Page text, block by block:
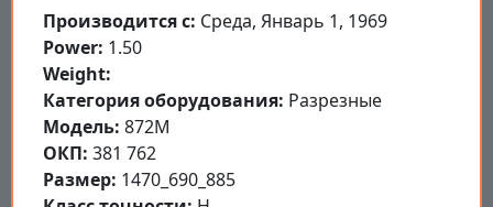
Производится с: Среда, Январь 1, 1969
Power: 1.50
Weight:
Категория оборудования: Разрезные
Модель: 872М
ОКП: 381 762
Размер: 1470_690_885